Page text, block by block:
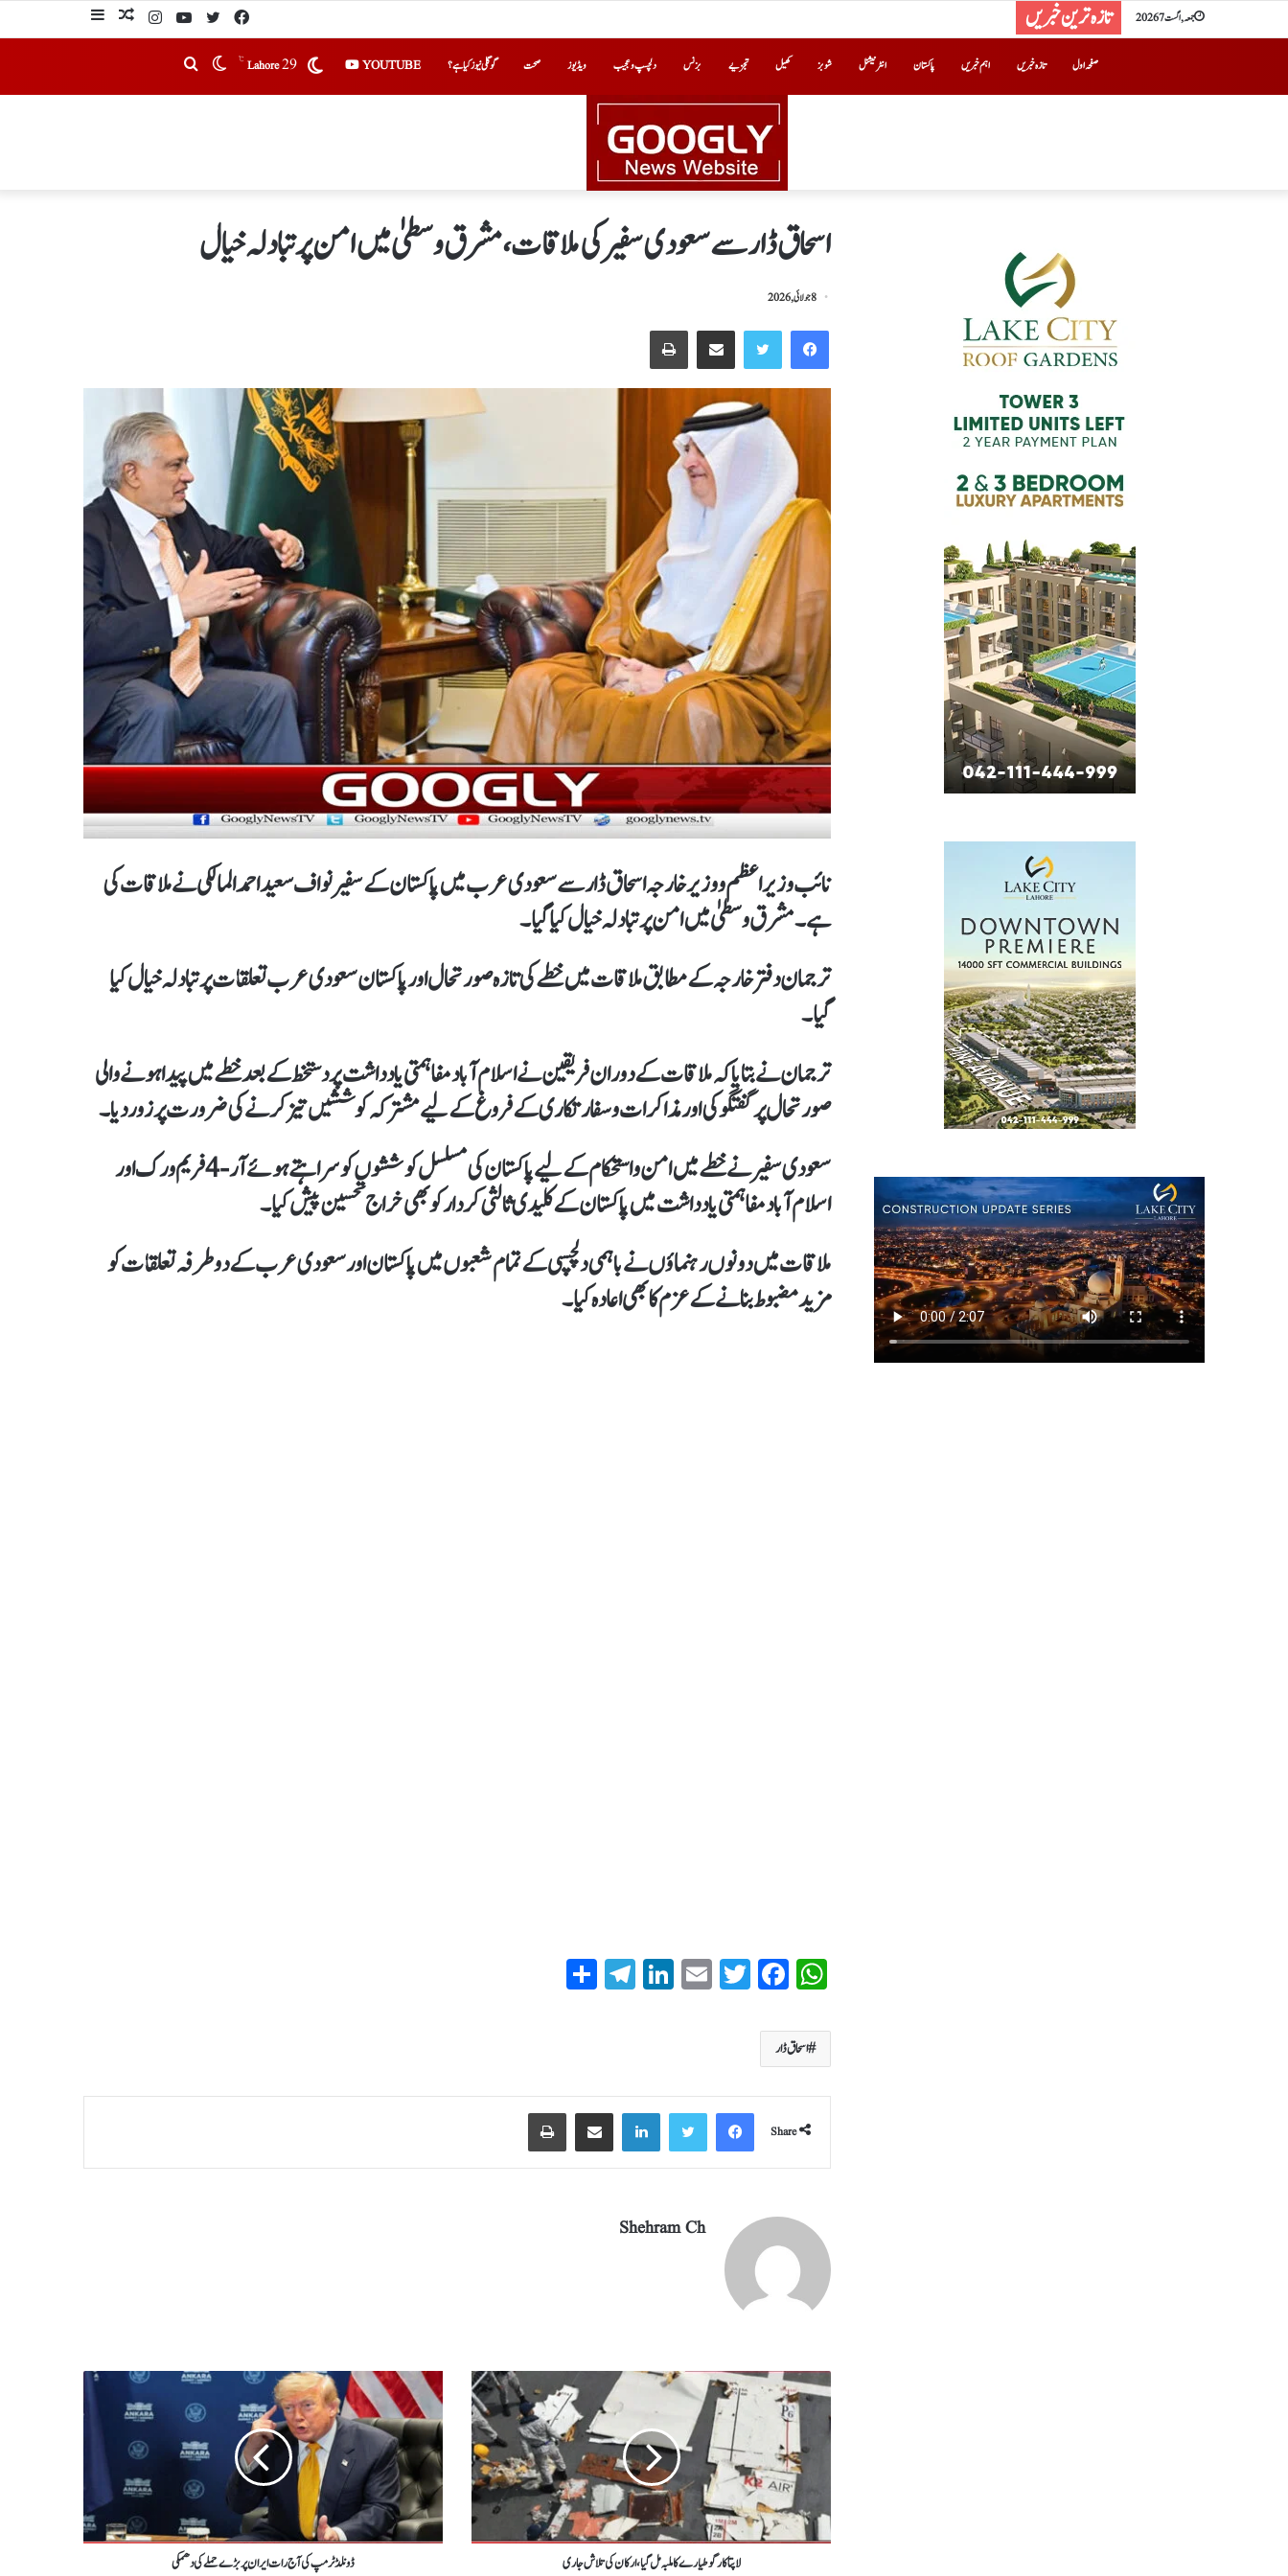
جمعہ, اگست 7 2026 تازہ ترین خبریں
صفحہ اول تازہ خبریں اہم خبریں پاکستان انٹرنیشنل شوبز کھیل تجزیے بزنس دلچسپ و عجیب ویڈیوز صحت گوگلی نیوز کیا ہے؟ YOUTUBE
Lahore29
℃
اسحاق ڈار سے سعودی سفیر کی ملاقات،مشرق وسطیٰ میں امن پرتبادلہ خیال
8 جولائی, 2026
نائب وزیراعظم و وزیر خارجہ اسحاق ڈار سے سعودی عرب میں پاکستان کے سفیر نواف سعید احمد المالکی نے ملاقات کی
ہے۔مشرق وسطیٰ میں امن پرتبادلہ خیال کیاگیا۔
ترجمان دفتر خارجہ کے مطابق ملاقات میں خطے کی تازہ صورتحال اور پاکستان سعودی عرب تعلقات پر تبادلہ خیال کیا
گیا۔
ترجمان نے بتایا کہ ملاقات کے دوران فریقین نے اسلام آباد مفاہمتی یادداشت پر دستخط کے بعد خطے میں پیدا ہونے والی
صورتحال پر گفتگو کی اور مذاکرات و سفارتکاری کے فروغ کے لیے مشترکہ کوششیں تیز کرنے کی ضرورت پر زور دیا۔
سعودی سفیر نے خطے میں امن و استحکام کے لیے پاکستان کی مسلسل کوششوں کو سراہتے ہوئے آر-4 فریم ورک اور
اسلام آباد مفاہمتی یادداشت میں پاکستان کے کلیدی ثالثی کردار کو بھی خراج تحسین پیش کیا۔
ملاقات میں دونوں رہنماؤں نے باہمی دلچسپی کے تمام شعبوں میں پاکستان اور سعودی عرب کے دوطرفہ تعلقات کو
مزید مضبوط بنانے کے عزم کا بھی اعادہ کیا۔
W
ha
ts
A
pp
Fa
ce
T
wi
E
m
Li
nk
T
el
m
اسحاق ڈار
Share
Shehram Ch
لاپتا کارگو طیارے کا ملبہ مل گیا،ارکان کی تلاش جاری ڈونلڈ ٹرمپ کی آج رات ایران پر بڑے حملے کی دھمکی